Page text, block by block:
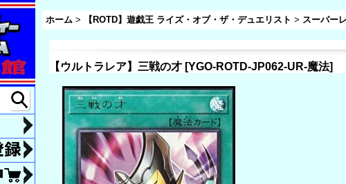
ホーム > 【ROTD】遊戯王 ライズ・オブ・ザ・デュエリスト > スーパー
【ウルトラレア】三戦の才 [YGO-ROTD-JP062-UR-魔法]